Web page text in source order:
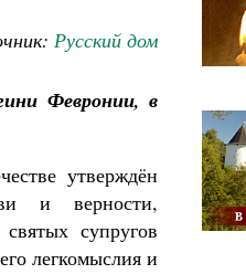
Русский дом
Февронии, в
утверждён
и верности,
супругов
легкомыслия и